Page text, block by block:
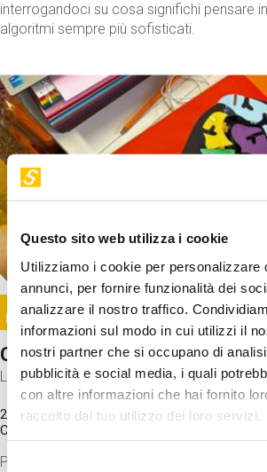
Questo sito web utilizza i cookie
Utilizziamo i cookie per personalizzare
annunci, per fornire funzionalità dei
analizzare il nostro traffico.
informazioni sul modo in cui utilizzi il
nostri partner che si occupano di
pubblicità e social media, i quali
con altre informazioni che hai fornito
raccolto dal tuo utilizzo dei loro servizi.
Selezione
interrogandoci su cosa significhi pensare
algoritmi sempre più sofisticati.
Image
SUNDAY@STEP
Come funziona il cervello?
Laboratorio
20 Set 2026 / 11:15 - 13:00
Costo
Proveremo a costruire un cervello in